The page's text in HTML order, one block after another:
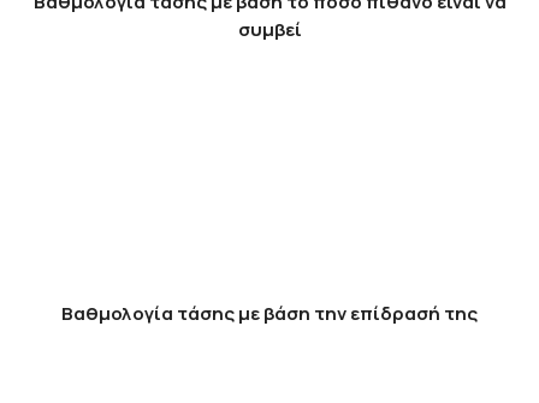
συμβεί
Βαθμολογία τάσης με βάση την επίδρασή της